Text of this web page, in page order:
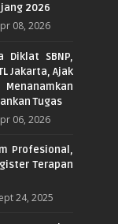
2026
08, 2026
Diklat SBNP,
Jakarta, Ajak
Tugas
06, 2026
Profesional,
Terapan
24, 2025